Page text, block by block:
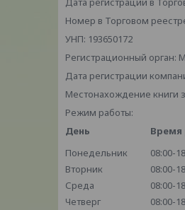
Номер в Торговом
УНП: 193650172
Регистрационный орган:
Дата регистрации
Местонахождение книги
Режим работы:
День
Время
Понедельник
08:00-
Вторник
08:00-
Среда
08:00-
Четверг
08:00-